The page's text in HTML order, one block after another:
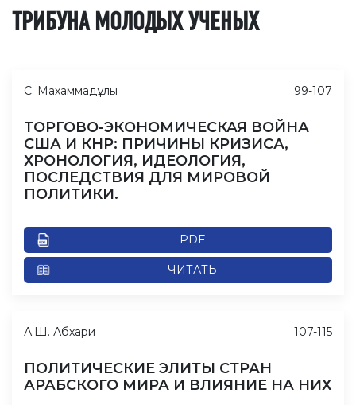
ТРИБУНА МОЛОДЫХ УЧЕНЫХ
С. Махаммадұлы
ТОРГОВО-ЭКОНОМИЧЕСКАЯ ВОЙНА
США И КНР: ПРИЧИНЫ КРИЗИСА,
ХРОНОЛОГИЯ, ИДЕОЛОГИЯ,
ПОСЛЕДСТВИЯ ДЛЯ МИРОВОЙ
ПОЛИТИКИ.
PDF
ЧИТАТЬ
99-107
А.Ш. Абхари
ПОЛИТИЧЕСКИЕ ЭЛИТЫ СТРАН
АРАБСКОГО МИРА И ВЛИЯНИЕ НА НИХ
107-115